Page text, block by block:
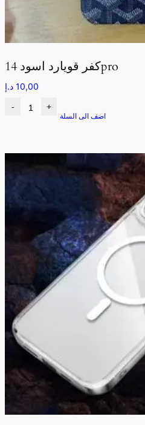
كفر قويارد اسود 14pro
10,00 د.إ
- +
اضف الى السلة